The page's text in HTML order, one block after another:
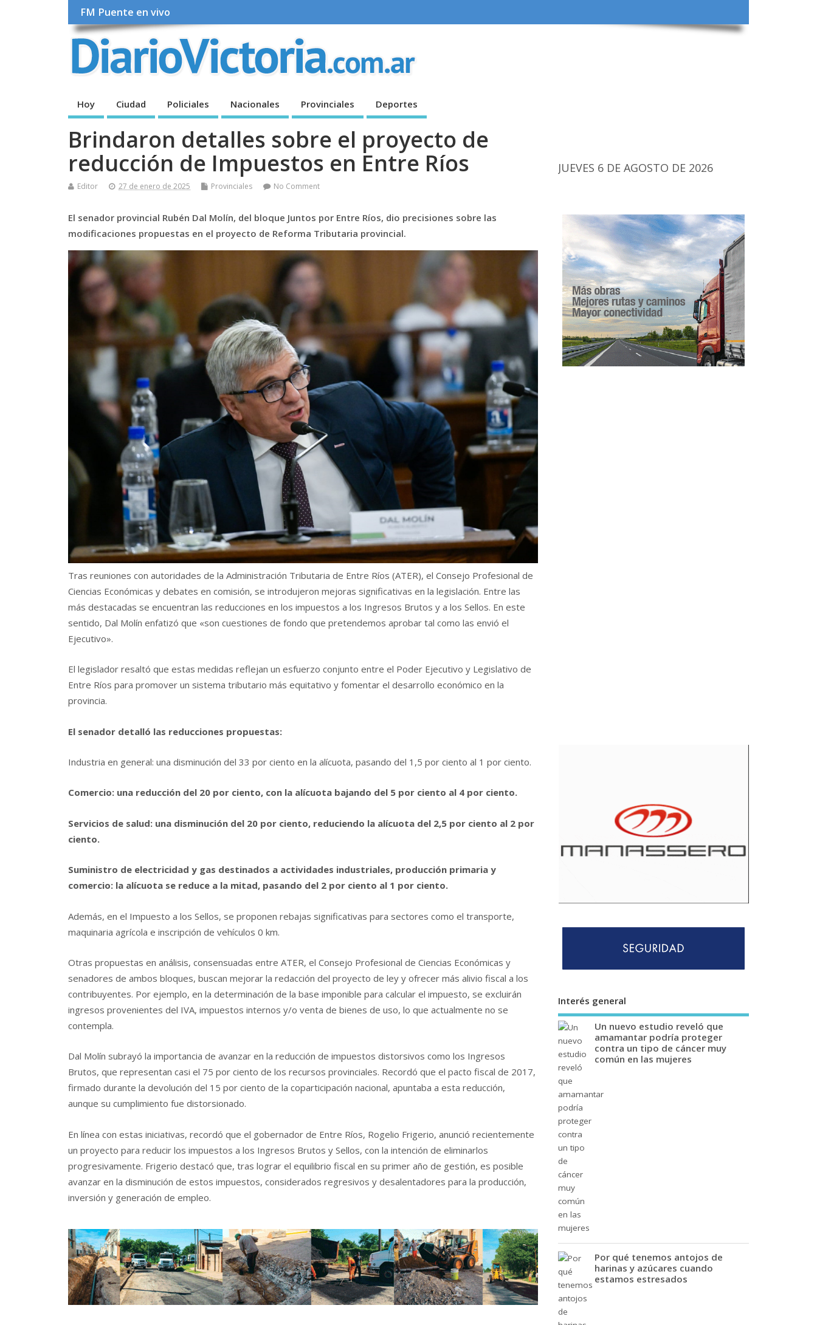
FM Puente en vivo
Hoy Ciudad Policiales Nacionales Provinciales Deportes
Brindaron detalles sobre el proyecto de
reducción de Impuestos en Entre Ríos
Editor 27 de enero de 2025 Provinciales No Comment
El senador provincial Rubén Dal Molín, del bloque Juntos por Entre Ríos, dio precisiones sobre las
modificaciones propuestas en el proyecto de Reforma Tributaria provincial.
Tras reuniones con autoridades de la Administración Tributaria de Entre Ríos (ATER), el Consejo Profesional de
Ciencias Económicas y debates en comisión, se introdujeron mejoras significativas en la legislación. Entre las
más destacadas se encuentran las reducciones en los impuestos a los Ingresos Brutos y a los Sellos. En este
sentido, Dal Molín enfatizó que «son cuestiones de fondo que pretendemos aprobar tal como las envió el
Ejecutivo».
El legislador resaltó que estas medidas reflejan un esfuerzo conjunto entre el Poder Ejecutivo y Legislativo de
Entre Ríos para promover un sistema tributario más equitativo y fomentar el desarrollo económico en la
provincia.
El senador detalló las reducciones propuestas:
Industria en general: una disminución del 33 por ciento en la alícuota, pasando del 1,5 por ciento al 1 por ciento.
Comercio: una reducción del 20 por ciento, con la alícuota bajando del 5 por ciento al 4 por ciento.
Servicios de salud: una disminución del 20 por ciento, reduciendo la alícuota del 2,5 por ciento al 2 por
ciento.
Suministro de electricidad y gas destinados a actividades industriales, producción primaria y
comercio: la alícuota se reduce a la mitad, pasando del 2 por ciento al 1 por ciento.
Además, en el Impuesto a los Sellos, se proponen rebajas significativas para sectores como el transporte,
maquinaria agrícola e inscripción de vehículos 0 km.
Otras propuestas en análisis, consensuadas entre ATER, el Consejo Profesional de Ciencias Económicas y
senadores de ambos bloques, buscan mejorar la redacción del proyecto de ley y ofrecer más alivio fiscal a los
contribuyentes. Por ejemplo, en la determinación de la base imponible para calcular el impuesto, se excluirán
ingresos provenientes del IVA, impuestos internos y/o venta de bienes de uso, lo que actualmente no se
contempla.
Dal Molín subrayó la importancia de avanzar en la reducción de impuestos distorsivos como los Ingresos
Brutos, que representan casi el 75 por ciento de los recursos provinciales. Recordó que el pacto fiscal de 2017,
firmado durante la devolución del 15 por ciento de la coparticipación nacional, apuntaba a esta reducción,
aunque su cumplimiento fue distorsionado.
En línea con estas iniciativas, recordó que el gobernador de Entre Ríos, Rogelio Frigerio, anunció recientemente
un proyecto para reducir los impuestos a los Ingresos Brutos y Sellos, con la intención de eliminarlos
progresivamente. Frigerio destacó que, tras lograr el equilibrio fiscal en su primer año de gestión, es posible
avanzar en la disminución de estos impuestos, considerados regresivos y desalentadores para la producción,
inversión y generación de empleo.
JUEVES 6 DE AGOSTO DE 2026
Interés general
Un nuevo estudio reveló que
amamantar podría proteger
contra un tipo de cáncer muy
común en las mujeres
Por qué tenemos antojos de
harinas y azúcares cuando
estamos estresados